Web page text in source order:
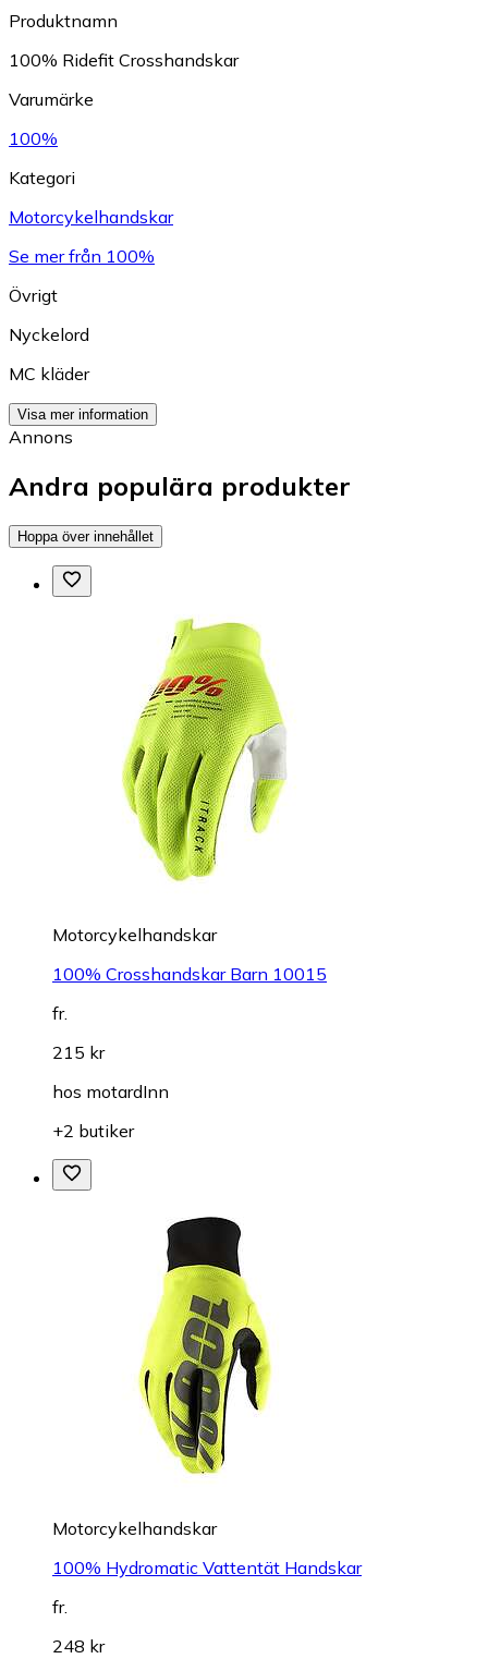
Produktnamn
100% Ridefit Crosshandskar
Varumärke
100%
Kategori
Motorcykelhandskar
Se mer från 100%
Övrigt
Nyckelord
MC kläder
Visa mer information
Annons
Andra populära produkter
Hoppa över innehållet
Motorcykelhandskar
100% Crosshandskar Barn 10015
fr.
215 kr
hos motardInn
+2 butiker
Motorcykelhandskar
100% Hydromatic Vattentät Handskar
fr.
248 kr